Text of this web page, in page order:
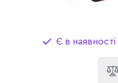
Є в наявності